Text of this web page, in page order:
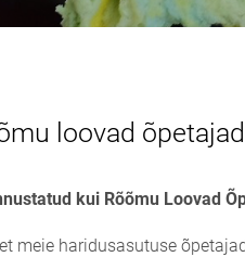
loovad
kui Rõõmu Loovad
meie haridusasutuse